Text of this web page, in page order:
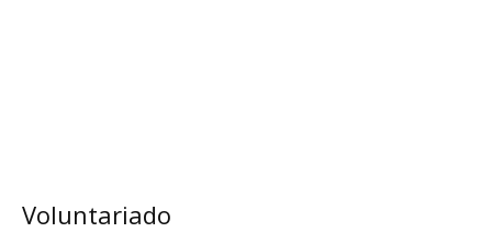
Voluntariado